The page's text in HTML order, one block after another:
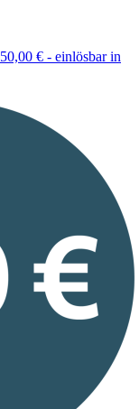
€ - einlösbar in